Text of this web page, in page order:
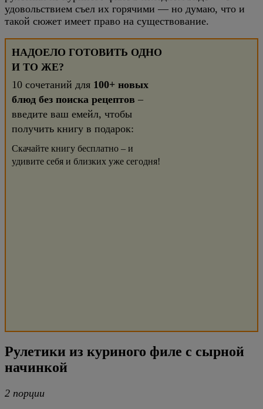
удовольствием съел их горячими — но думаю, что и
такой сюжет имеет право на существование.
НАДОЕЛО ГОТОВИТЬ ОДНО
И ТО ЖЕ?
10 сочетаний для 100+ новых
блюд без поиска рецептов –
введите ваш емейл, чтобы
получить книгу в подарок:
Скачайте книгу бесплатно – и
удивите себя и близких уже сегодня!
Рулетики из куриного филе с сырной
начинкой
2 порции